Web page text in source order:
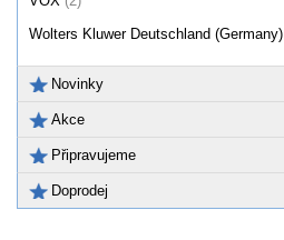
Wolters Kluwer Deutschland (Germany)
Novinky
Akce
Připravujeme
Doprodej